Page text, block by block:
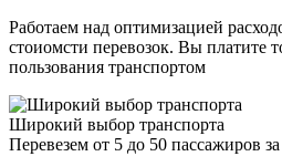
Работаем над оптимизацией
стоиомсти перевозок. Вы платите
пользования транспортом
Широкий выбор транспорта
Перевезем от 5 до 50 пассажиров